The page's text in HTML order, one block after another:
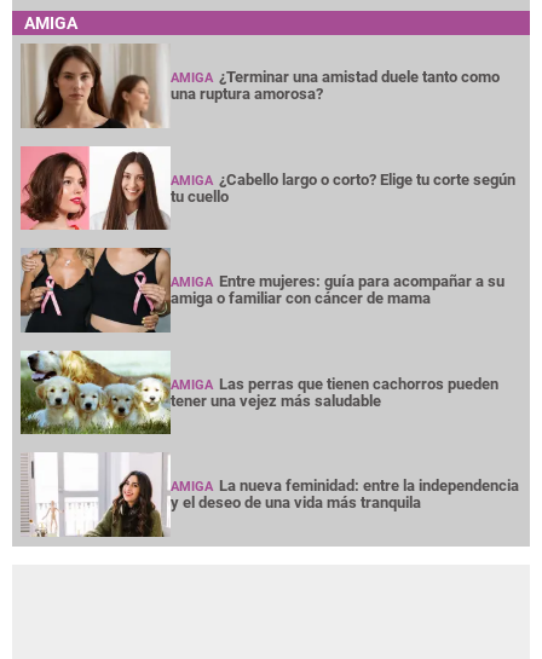
AMIGA
AMIGA ¿Terminar una amistad duele tanto como
una ruptura amorosa?
AMIGA ¿Cabello largo o corto? Elige tu corte según
tu cuello
AMIGA Entre mujeres: guía para acompañar a su
amiga o familiar con cáncer de mama
AMIGA Las perras que tienen cachorros pueden
tener una vejez más saludable
AMIGA La nueva feminidad: entre la independencia
y el deseo de una vida más tranquila